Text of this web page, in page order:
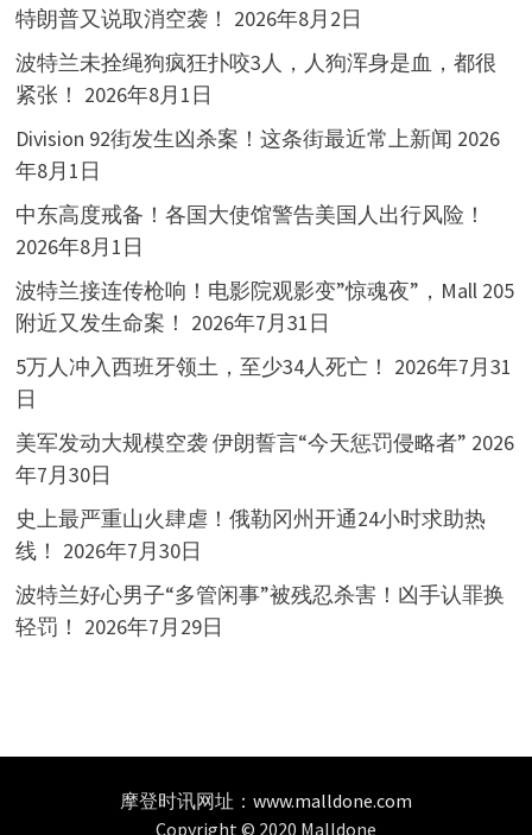
特朗普又说取消空袭！ 2026年8月2日
波特兰未拴绳狗疯狂扑咬3人，人狗浑身是血，都很
紧张！ 2026年8月1日
Division 92街发生凶杀案！这条街最近常上新闻 2026
年8月1日
中东高度戒备！各国大使馆警告美国人出行风险！
2026年8月1日
波特兰接连传枪响！电影院观影变”惊魂夜”，Mall 205
附近又发生命案！ 2026年7月31日
5万人冲入西班牙领土，至少34人死亡！ 2026年7月31
日
美军发动大规模空袭 伊朗誓言“今天惩罚侵略者” 2026
年7月30日
史上最严重山火肆虐！俄勒冈州开通24小时求助热
线！ 2026年7月30日
波特兰好心男子“多管闲事”被残忍杀害！凶手认罪换
轻罚！ 2026年7月29日
摩登时讯网址： www.malldone.com
Copyright © 2020 Malldone